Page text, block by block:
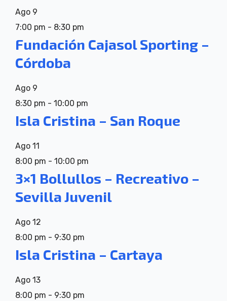
Ago 9
7:00 pm - 8:30 pm
Fundación Cajasol Sporting –
Córdoba
Ago 9
8:30 pm - 10:00 pm
Isla Cristina – San Roque
Ago 11
8:00 pm - 10:00 pm
3×1 Bollullos – Recreativo –
Sevilla Juvenil
Ago 12
8:00 pm - 9:30 pm
Isla Cristina – Cartaya
Ago 13
8:00 pm - 9:30 pm